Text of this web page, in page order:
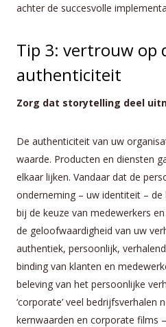
achter de succesvolle
Tip 3: vertrouw op
authenticiteit
Zorg dat storytelling deel
De authenticiteit van uw
waarde. Producten en diensten
elkaar lijken. Vandaar dat de
onderneming – uw identiteit –
bij de keuze van medewerkers
de geloofwaardigheid van uw
authentiek, persoonlijk,
binding van klanten en
beleving van het persoonlijke
‘corporate’ veel bedrijfsverhalen
kernwaarden en corporate films